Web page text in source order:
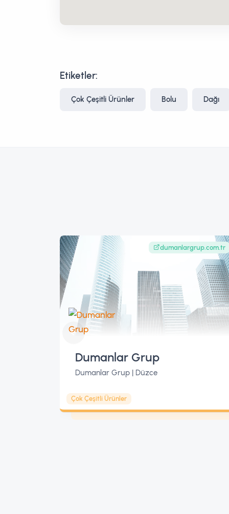
Etiketler:
Çok Çeşitli Ürünler Bolu Dağı
Çok Çeşitli Ürünler
dumanlargrup.com.tr
Dumanlar Grup
Dumanlar Grup | Düzce